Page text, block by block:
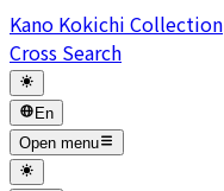
Kano Kokichi Collection
Cross Search
En
Open menu